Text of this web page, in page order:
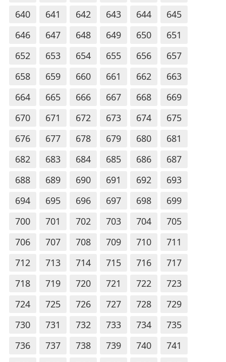
640
641 642 643 644
645
646
647 648 649 650
651
652
653 654 655 656
657
658
659 660 661 662
663
664
665 666 667 668
669
670
671 672 673 674
675
676
677 678 679 680
681
682
683 684 685 686
687
688
689 690 691 692
693
694
695 696 697 698
699
700
701 702 703 704
705
706
707 708 709 710
711
712
713 714 715 716
717
718
719 720 721 722
723
724
725 726 727 728
729
730
731 732 733 734
735
736
737 738 739 740
741